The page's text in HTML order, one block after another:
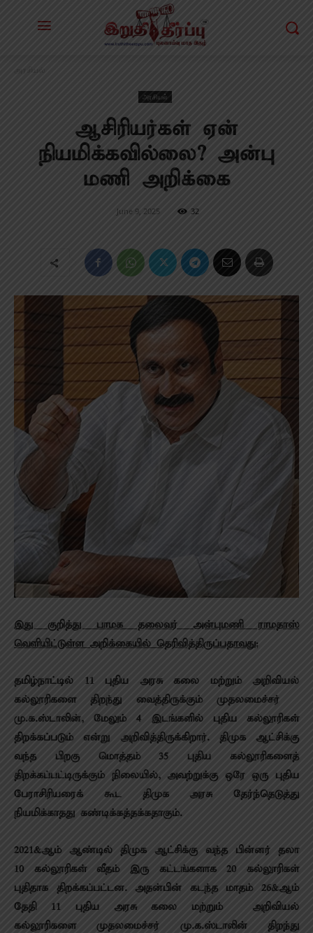
அரசியல்
அரசியல்
ஆசிரியர்கள் ஏன்
நியமிக்கவில்லை? அன்பு
மணி அறிக்கை
June 9, 2025 32
இது குறித்து பாமக தலைவர் அன்புமணி ராமதாஸ்
வெளியிட்டுள்ள அறிக்கையில் தெரிவித்திருப்பதாவது:
தமிழ்நாட்டில் 11 புதிய அரசு கலை மற்றும் அறிவியல்
கல்லூரிகளை திறந்து வைத்திருக்கும் முதலமைச்சர்
மு.க.ஸ்டாலின், மேலும் 4 இடங்களில் புதிய கல்லூரிகள்
திறக்கப்படும் என்று அறிவித்திருக்கிறார். திமுக ஆட்சிக்கு
வந்த பிறகு மொத்தம் 35 புதிய கல்லூரிகளைத்
திறக்கப்பட்டிருக்கும் நிலையில், அவற்றுக்கு ஒரே ஒரு புதிய
பேராசிரியரைக் கூட திமுக அரசு தேர்ந்தெடுத்து
நியமிக்காதது கண்டிக்கத்தக்கதாகும்.
2021&ஆம் ஆண்டில் திமுக ஆட்சிக்கு வந்த பின்னர் தலா
10 கல்லூரிகள் வீதம் இரு கட்டங்களாக 20 கல்லூரிகள்
புதிதாக திறக்கப்பட்டன. அதன்பின் கடந்த மாதம் 26&ஆம்
தேதி 11 புதிய அரசு கலை மற்றும் அறிவியல்
கல்லூரிகளை முதலமைச்சர் மு.க.ஸ்டாலின் திறந்து